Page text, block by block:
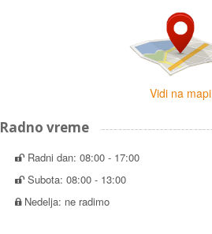
Vidi na mapi
Radno vreme
Radni dan: 08:00 - 17:00
Subota: 08:00 - 13:00
Nedelja: ne radimo